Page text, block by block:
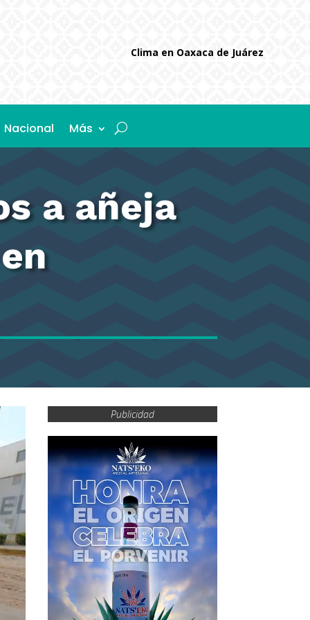
Clima en Oaxaca de Juárez
Nacional Más
a añeja
Publicidad